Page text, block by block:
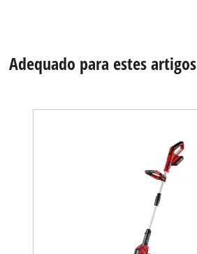
Adequado para estes artigos